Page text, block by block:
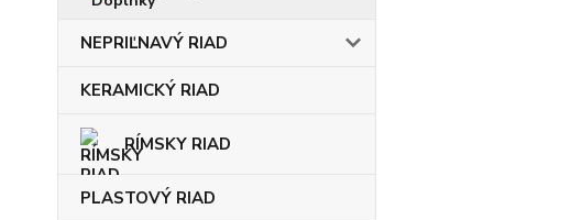
NEPRIĽNAVÝ RIAD
KERAMICKÝ RIAD
RÍMSKY RIAD
PLASTOVÝ RIAD